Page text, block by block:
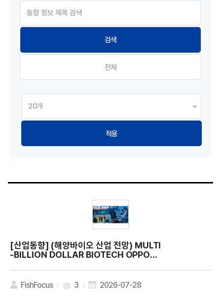
전체
적용
[산업동향]
-BILLION DOLLAR BIOTECH OPPORT
FishFocus 3 2026-07-28